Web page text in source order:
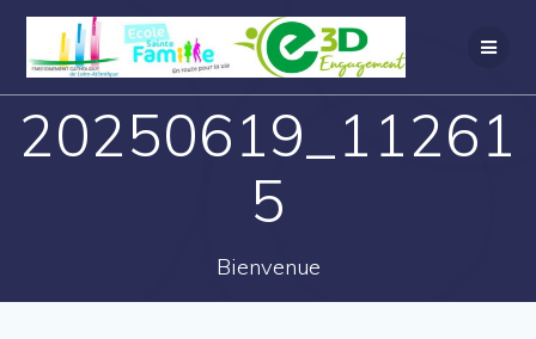
20250619_11261
5
Bienvenue